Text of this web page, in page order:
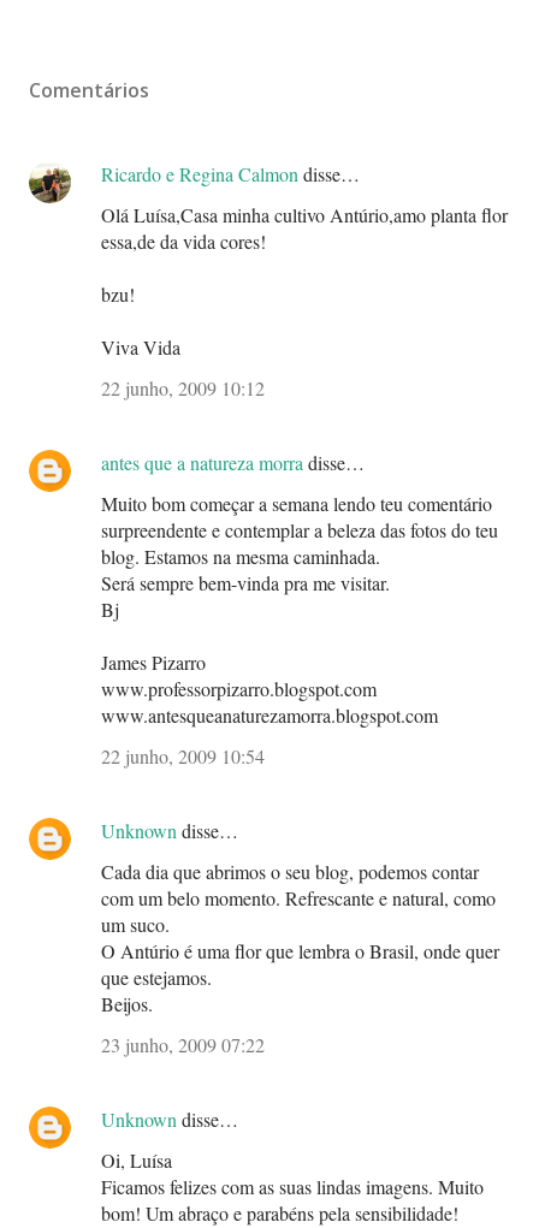
Comentários
Ricardo e Regina Calmondisse…
Olá Luísa,Casa minha cultivo Antúrio,amo planta flor
essa,de da vida cores!
bzu!
Viva Vida
22 junho, 2009 10:12
antes que a natureza morradisse…
Muito bom começar a semana lendo teu comentário
surpreendente e contemplar a beleza das fotos do teu
blog. Estamos na mesma caminhada.
Será sempre bem-vinda pra me visitar.
Bj
James Pizarro
www.professorpizarro.blogspot.com
www.antesqueanaturezamorra.blogspot.com
22 junho, 2009 10:54
Unknowndisse…
Cada dia que abrimos o seu blog, podemos contar
com um belo momento. Refrescante e natural, como
um suco.
O Antúrio é uma flor que lembra o Brasil, onde quer
que estejamos.
Beijos.
23 junho, 2009 07:22
Unknowndisse…
Oi, Luísa
Ficamos felizes com as suas lindas imagens. Muito
bom! Um abraço e parabéns pela sensibilidade!